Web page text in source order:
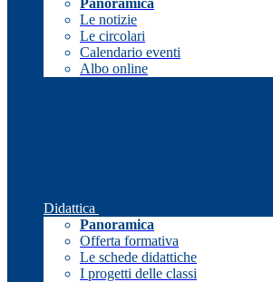
Panoramica
Le notizie
Le circolari
Calendario eventi
Albo online
Didattica
Panoramica
Offerta formativa
Le schede didattiche
I progetti delle classi